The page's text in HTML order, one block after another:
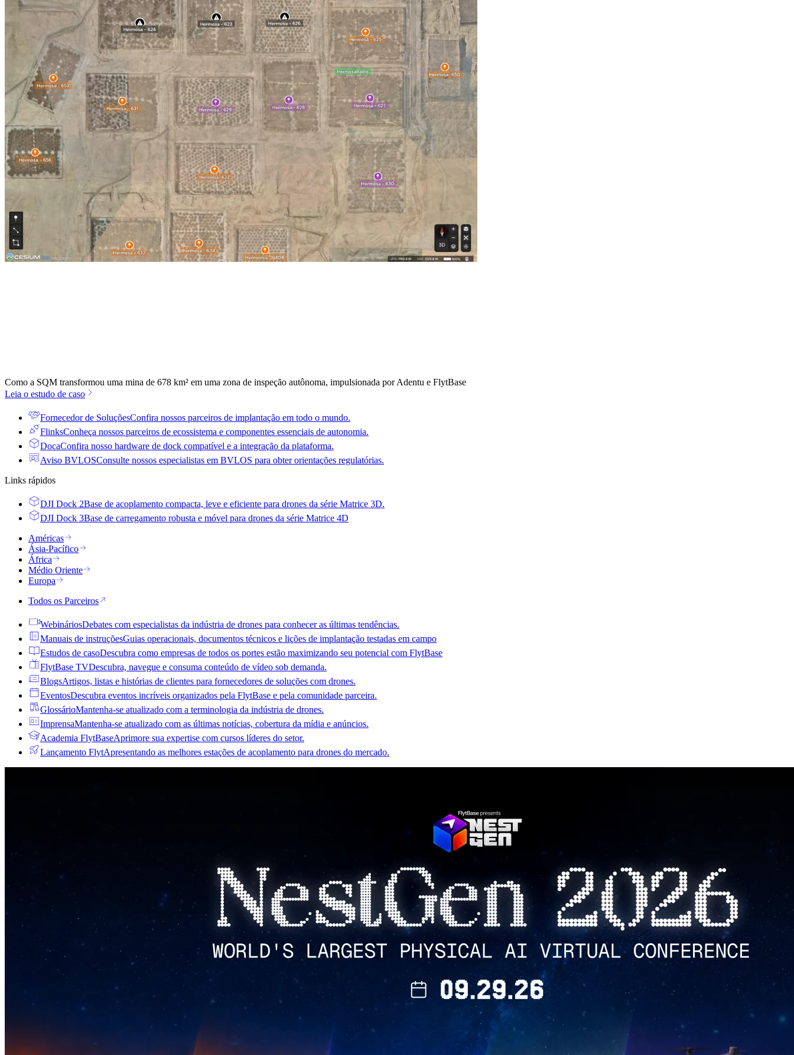
Como a SQM transformou uma mina de 678 km² em uma zona de inspeção autônoma, impulsionada por Adentu e FlytBase
Leia o estudo de caso
Fornecedor de SoluçõesConfira nossos parceiros de implantação em todo o mundo.
FlinksConheça nossos parceiros de ecossistema e componentes essenciais de autonomia.
DocaConfira nosso hardware de dock compatível e a integração da plataforma.
Aviso BVLOSConsulte nossos especialistas em BVLOS para obter orientações regulatórias.
Links rápidos
DJI Dock 2Base de acoplamento compacta, leve e eficiente para drones da série Matrice 3D.
DJI Dock 3Base de carregamento robusta e móvel para drones da série Matrice 4D
Américas
Ásia-Pacífico
África
Médio Oriente
Europa
Todos os Parceiros
WebináriosDebates com especialistas da indústria de drones para conhecer as últimas tendências.
Manuais de instruçõesGuias operacionais, documentos técnicos e lições de implantação testadas em campo
Estudos de casoDescubra como empresas de todos os portes estão maximizando seu potencial com FlytBase
FlytBase TVDescubra, navegue e consuma conteúdo de vídeo sob demanda.
BlogsArtigos, listas e histórias de clientes para fornecedores de soluções com drones.
EventosDescubra eventos incríveis organizados pela FlytBase e pela comunidade parceira.
GlossárioMantenha-se atualizado com a terminologia da indústria de drones.
ImprensaMantenha-se atualizado com as últimas notícias, cobertura da mídia e anúncios.
Academia FlytBaseAprimore sua expertise com cursos líderes do setor.
Lançamento FlytApresentando as melhores estações de acoplamento para drones do mercado.